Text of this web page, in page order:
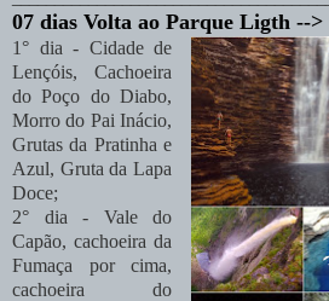
07 dias Volta ao Parque Ligth -->
1° dia - Cidade de
Lençóis,Cachoeira
do Poço do Diabo,
Morro do Pai Inácio,
Grutas da Pratinha e
Azul, Gruta da Lapa
Doce;
2° dia - Vale do
Capão, cachoeira da
Fumaça por cima,
cachoeira do